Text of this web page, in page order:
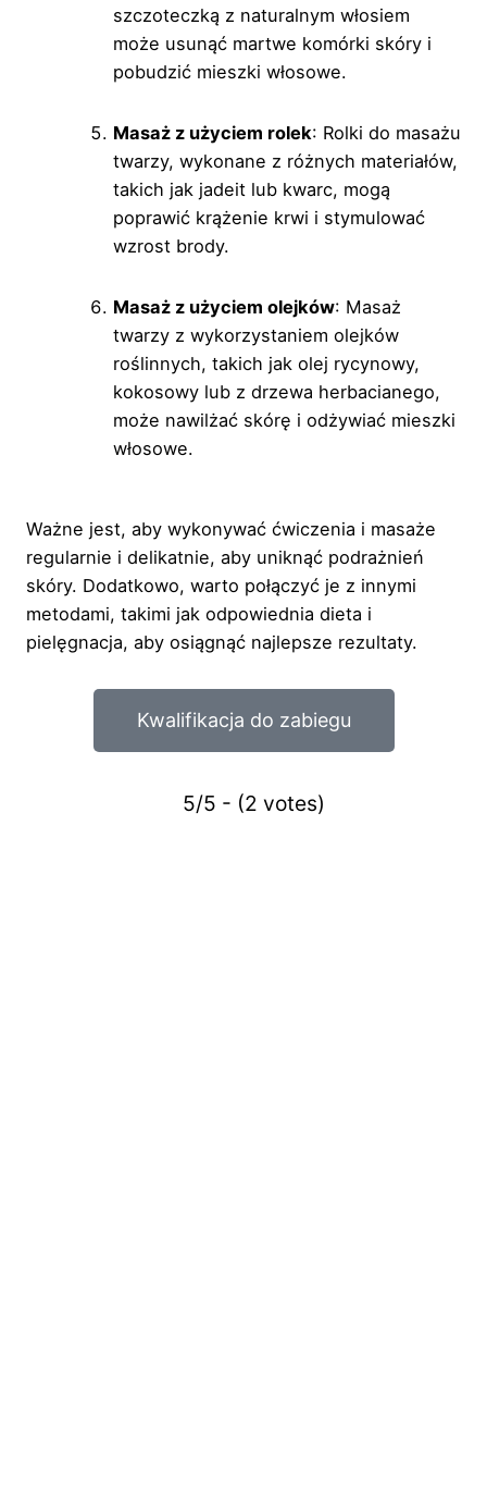
szczoteczką z naturalnym włosiem
może usunąć martwe komórki skóry i
pobudzić mieszki włosowe.
Masaż z użyciem rolek: Rolki do masażu
twarzy, wykonane z różnych materiałów,
takich jak jadeit lub kwarc, mogą
poprawić krążenie krwi i stymulować
wzrost brody.
Masaż z użyciem olejków: Masaż
twarzy z wykorzystaniem olejków
roślinnych, takich jak olej rycynowy,
kokosowy lub z drzewa herbacianego,
może nawilżać skórę i odżywiać mieszki
włosowe.
Ważne jest, aby wykonywać ćwiczenia i masaże
regularnie i delikatnie, aby uniknąć podrażnień
skóry. Dodatkowo, warto połączyć je z innymi
metodami, takimi jak odpowiednia dieta i
pielęgnacja, aby osiągnąć najlepsze rezultaty.
Kwalifikacja do zabiegu
5/5 - (2 votes)